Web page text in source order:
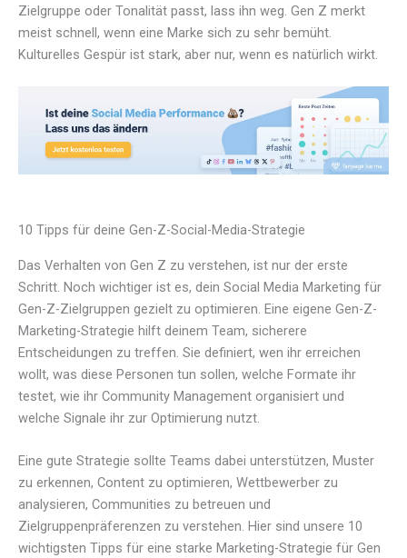
Zielgruppe oder Tonalität passt, lass ihn weg. Gen Z merkt
meist schnell, wenn eine Marke sich zu sehr bemüht.
Kulturelles Gespür ist stark, aber nur, wenn es natürlich wirkt.
10 Tipps für deine Gen-Z-Social-Media-Strategie
Das Verhalten von Gen Z zu verstehen, ist nur der erste
Schritt. Noch wichtiger ist es, dein Social Media Marketing für
Gen-Z-Zielgruppen gezielt zu optimieren. Eine eigene Gen-Z-
Marketing-Strategie hilft deinem Team, sicherere
Entscheidungen zu treffen. Sie definiert, wen ihr erreichen
wollt, was diese Personen tun sollen, welche Formate ihr
testet, wie ihr Community Management organisiert und
welche Signale ihr zur Optimierung nutzt.
Eine gute Strategie sollte Teams dabei unterstützen, Muster
zu erkennen, Content zu optimieren, Wettbewerber zu
analysieren, Communities zu betreuen und
Zielgruppenpräferenzen zu verstehen. Hier sind unsere 10
wichtigsten Tipps für eine starke Marketing-Strategie für Gen